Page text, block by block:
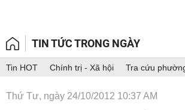
TIN TỨC TRONG NGÀY
Tin HOT Chính trị - Xã hội Tra cứu
Thứ Tư, ngày 24/10/2012 10:37 AM